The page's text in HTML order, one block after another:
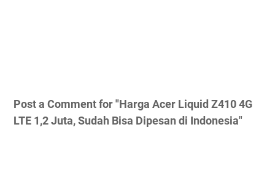
Post a Comment for "Harga Acer Liquid Z410 4G
LTE 1,2 Juta, Sudah Bisa Dipesan di Indonesia"